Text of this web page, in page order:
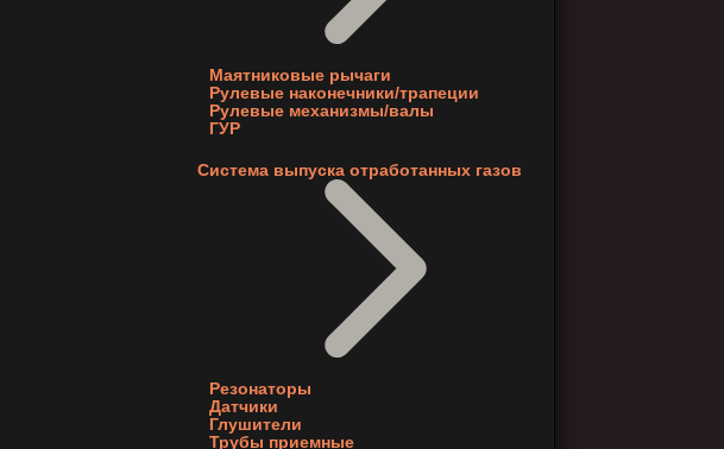
Маятниковые рычаги
Рулевые наконечники/трапеции
Рулевые механизмы/валы
ГУР
Система выпуска отработанных газов
Резонаторы
Датчики
Глушители
Трубы приемные